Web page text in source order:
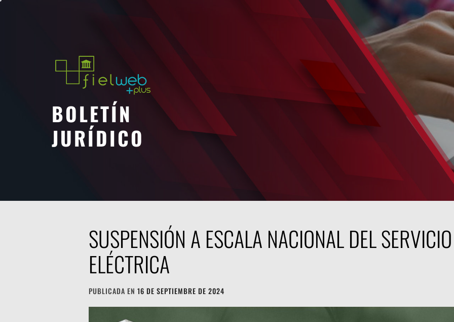
BOLETÍN
JURÍDICO
SUSPENSIÓN A ESCALA NACIONAL DEL
ELÉCTRICA
PUBLICADA EN 16 DE SEPTIEMBRE DE 2024